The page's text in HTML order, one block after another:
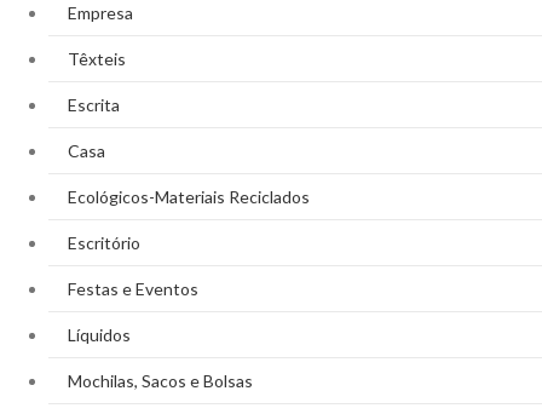
Empresa
Têxteis
Escrita
Casa
Ecológicos-Materiais Reciclados
Escritório
Festas e Eventos
Líquidos
Mochilas, Sacos e Bolsas